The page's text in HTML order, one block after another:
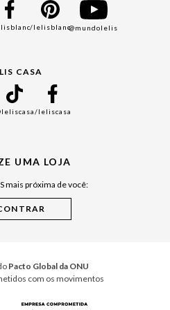
/lelisblanc@mundolelis
CASA
/leliscasa
UMA LOJA
mais próxima de você:
Pacto Global da ONU
com os movimentos